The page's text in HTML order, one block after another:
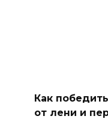
Как
от лени и